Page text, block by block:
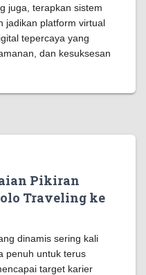
juga, terapkan sistem
jadikan platform virtual
tepercaya yang
dan kesuksesan
Pikiran
Traveling ke
dinamis sering kali
penuh untuk terus
target karier